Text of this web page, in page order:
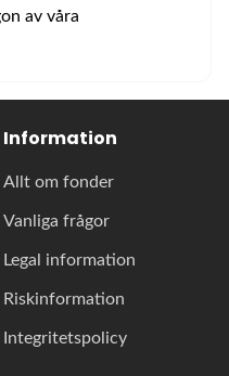
av våra
Information
Allt om fonder
Vanliga frågor
Legal information
Riskinformation
Integritetspolicy